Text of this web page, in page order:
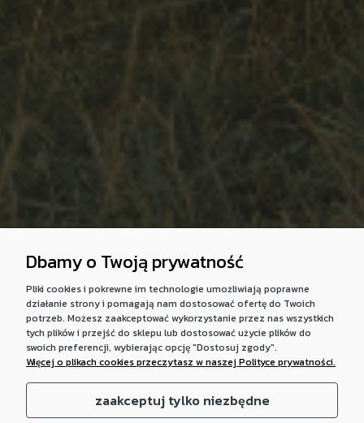
Dbamy o Twoją prywatność
Pliki cookies i pokrewne im technologie umożliwiają poprawne
działanie strony i pomagają nam dostosować ofertę do Twoich
potrzeb. Możesz zaakceptować wykorzystanie przez nas wszystkich
tych plików i przejść do sklepu lub dostosować użycie plików do
swoich preferencji, wybierając opcję "Dostosuj zgody".
Więcej o plikach cookies przeczytasz w naszej Polityce prywatności.
zaakceptuj tylko niezbędne